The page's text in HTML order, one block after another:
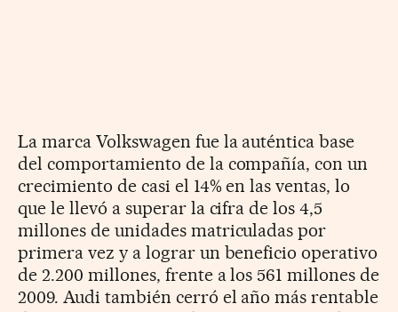
La marca Volkswagen fue la auténtica base
del comportamiento de la compañía, con un
crecimiento de casi el 14% en las ventas, lo
que le llevó a superar la cifra de los 4,5
millones de unidades matriculadas por
primera vez y a lograr un beneficio operativo
de 2.200 millones, frente a los 561 millones de
2009. Audi también cerró el año más rentable